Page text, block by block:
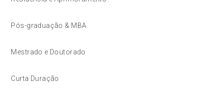
Pós-graduação & MBA
Mestrado e Doutorado
Curta Duração